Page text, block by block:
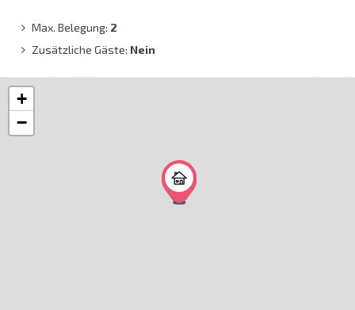
Max. Belegung: 2
Zusätzliche Gäste: Nein
+
−